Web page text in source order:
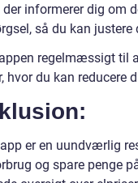
der informerer dig om
så du kan justere
regelmæssigt til
hvor du kan reducere
er en uundværlig
og spare penge